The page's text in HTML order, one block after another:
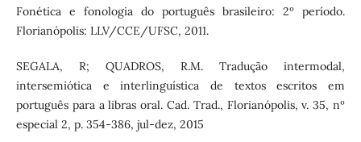
Fonética e fonologia do português brasileiro: 2º período.
Florianópolis: LLV/CCE/UFSC, 2011.
SEGALA, R; QUADROS, R.M. Tradução intermodal,
intersemiótica e interlinguística de textos escritos em
português para a libras oral. Cad. Trad., Florianópolis, v. 35, nº
especial 2, p. 354-386, jul-dez, 2015